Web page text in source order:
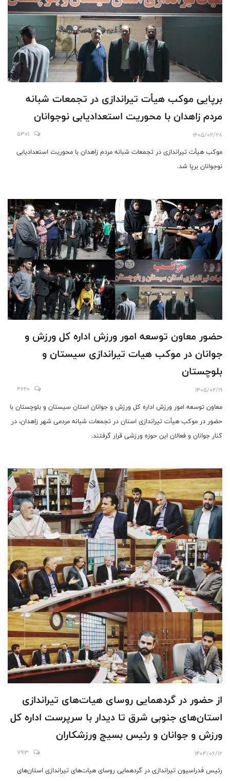
برپایی موکب هیأت تیراندازی در تجمعات شبانه
مردم زاهدان با محوریت استعدادیابی نوجوانان
1405/02/28
5301
موکب هیأت تیراندازی در تجمعات شبانه مردم زاهدان با محوریت استعدادیابی
نوجوانان برپا شد.
حضور معاون توسعه امور ورزش اداره کل ورزش و
جوانان در موکب هیات تیراندازی سیستان و
بلوچستان
1405/02/19
4620
معاون توسعه امور ورزش اداره کل ورزش و جوانان استان سیستان و بلوچستان با
حضور در موکب هیأت تیراندازی استان در تجمعات شبانه مردمی شهر زاهدان، در
کنار جوانان و فعالان این حوزه ورزشی قرار گرفتند.
از حضور در گردهمایی روسای هیات‌های تیراندازی
استان‌های جنوبی شرق تا دیدار با سرپرست اداره کل
ورزش و جوانان و رئیس بسیج ورزشکاران
1404/06/12
7913
رئیس فدراسیون تیراندازی در گردهمایی روسای هیات‌های تیراندازی استان‌های